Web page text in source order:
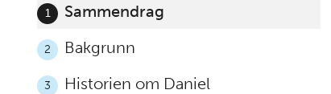
1 Sammendrag
2 Bakgrunn
3 Historien om Daniel